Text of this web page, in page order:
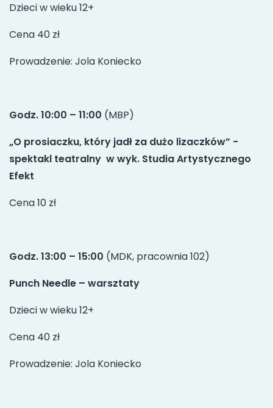
Dzieci w wieku 12+
Cena 40 zł
Prowadzenie: Jola Koniecko
Godz. 10:00 – 11:00 (MBP)
„O prosiaczku, który jadł za dużo lizaczków” -
spektakl teatralny w wyk. Studia Artystycznego
Efekt
Cena 10 zł
Godz. 13:00 – 15:00 (MDK, pracownia 102)
Punch Needle – warsztaty
Dzieci w wieku 12+
Cena 40 zł
Prowadzenie: Jola Koniecko